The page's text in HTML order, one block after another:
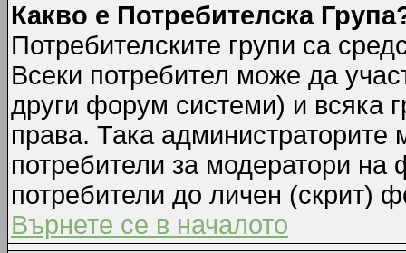
Какво е Потребителска
Потребителските групи са
Всеки потребител може да
други форум системи) и всяка
права. Така администраторите
потребители за модератори
потребители до личен (скрит)
Върнете се в началото